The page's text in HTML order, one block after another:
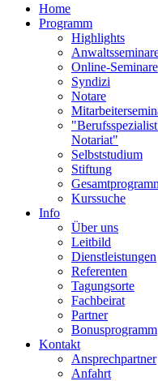
Home
Programm
Highlights
Online-Seminare
Syndizi
Notare
Notariat"
Selbststudium
Stiftung
Kurssuche
Info
Über uns
Leitbild
Dienstleistungen
Referenten
Tagungsorte
Fachbeirat
Partner
Bonusprogramm
Kontakt
Ansprechpartner
Anfahrt